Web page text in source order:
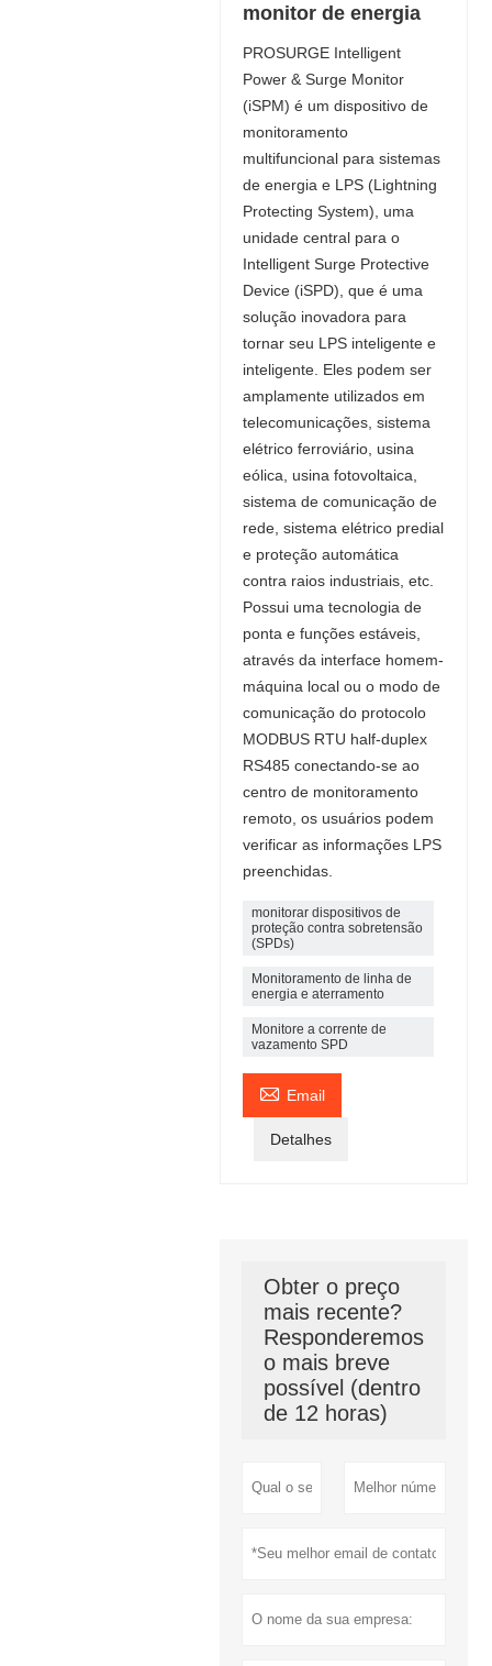
monitor de energia
PROSURGE Intelligent
Power & Surge Monitor
(iSPM) é um dispositivo de
monitoramento
multifuncional para sistemas
de energia e LPS (Lightning
Protecting System), uma
unidade central para o
Intelligent Surge Protective
Device (iSPD), que é uma
solução inovadora para
tornar seu LPS inteligente e
inteligente. Eles podem ser
amplamente utilizados em
telecomunicações, sistema
elétrico ferroviário, usina
eólica, usina fotovoltaica,
sistema de comunicação de
rede, sistema elétrico predial
e proteção automática
contra raios industriais, etc.
Possui uma tecnologia de
ponta e funções estáveis,
através da interface homem-
máquina local ou o modo de
comunicação do protocolo
MODBUS RTU half-duplex
RS485 conectando-se ao
centro de monitoramento
remoto, os usuários podem
verificar as informações LPS
preenchidas.
monitorar dispositivos de
proteção contra sobretensão
(SPDs)
Monitoramento de linha de
energia e aterramento
Monitore a corrente de
vazamento SPD
 Email
Detalhes
Obter o preço
mais recente?
Responderemos
o mais breve
possível (dentro
de 12 horas)